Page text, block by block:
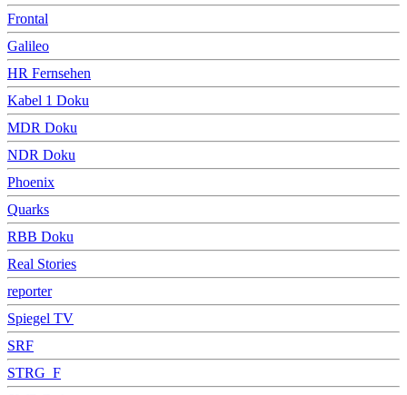
Frontal
Galileo
HR Fernsehen
Kabel 1 Doku
MDR Doku
NDR Doku
Phoenix
Quarks
RBB Doku
Real Stories
reporter
Spiegel TV
SRF
STRG_F